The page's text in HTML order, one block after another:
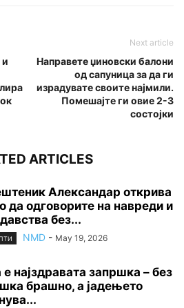
и
Next article
Направете џиновски балони
од сапуница за да ги
израдувате своите најмили.
Помешајте ги овие 2-3
состојки
ARTICLES
Александар открива
да одговорите на навреди и
без...
NMD - May 19, 2026
најздравата запршка – без
брашно, а јадењето